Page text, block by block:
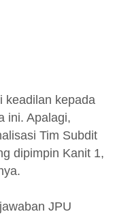
keadilan kepada
ini. Apalagi,
Tim Subdit
dipimpin Kanit 1,
JPU